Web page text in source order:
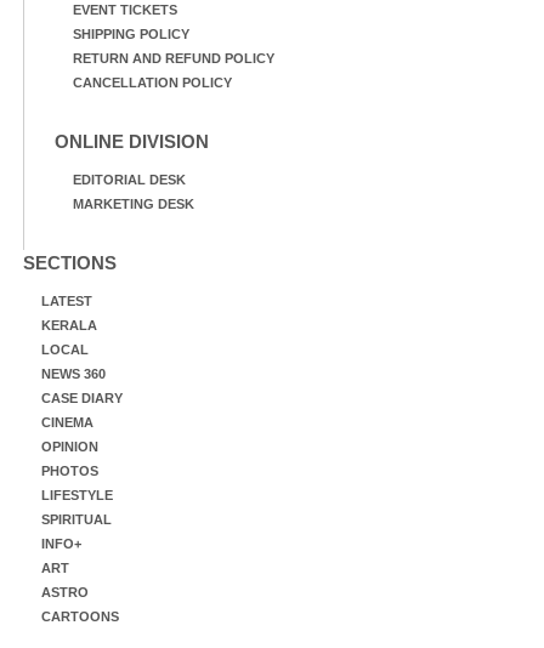
EVENT TICKETS
SHIPPING POLICY
RETURN AND REFUND POLICY
CANCELLATION POLICY
ONLINE DIVISION
EDITORIAL DESK
MARKETING DESK
SECTIONS
LATEST
KERALA
LOCAL
NEWS 360
CASE DIARY
CINEMA
OPINION
PHOTOS
LIFESTYLE
SPIRITUAL
INFO+
ART
ASTRO
CARTOONS